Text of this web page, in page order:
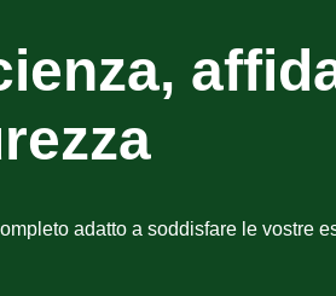
adatto a soddisfare le vostre